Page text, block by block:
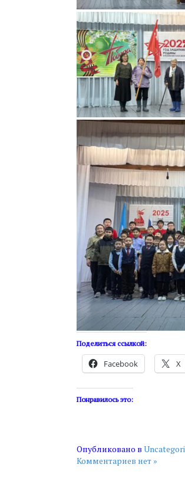
Поделиться ссылкой:
Facebook X
Понравилось это:
Опубликовано в
Комментариев нет »